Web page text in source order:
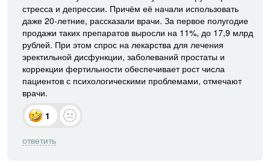
стресса и депрессии. Причём её начали использовать
даже 20-летние, рассказали врачи. За первое полугодие
продажи таких препаратов выросли на 11%, до 17,9 млрд
рублей. При этом спрос на лекарства для лечения
эректильной дисфункции, заболеваний простаты и
коррекции фертильности обеспечивает рост числа
пациентов с психологическими проблемами, отмечают
врачи.
1
ответить